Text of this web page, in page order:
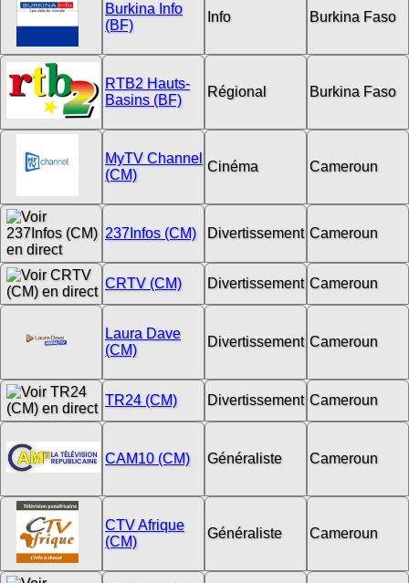
Burkina Info
(BF)
Info Burkina Faso
RTB2 Hauts-
Basins (BF)
Régional Burkina Faso
MyTV Channel
(CM)
Cinéma Cameroun
237Infos (CM) Divertissement Cameroun
CRTV (CM) Divertissement Cameroun
Laura Dave
(CM)
Divertissement Cameroun
TR24 (CM) Divertissement Cameroun
CAM10 (CM) Généraliste Cameroun
CTV Afrique
(CM)
Généraliste Cameroun